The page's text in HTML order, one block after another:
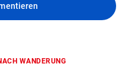
WANDERUNG